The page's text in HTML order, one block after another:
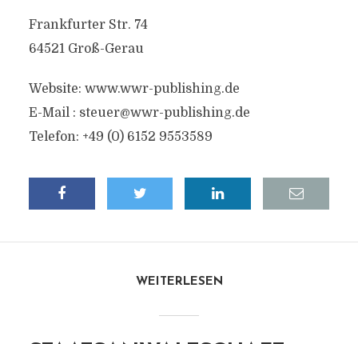
Frankfurter Str. 74
64521 Groß-Gerau
Website: www.wwr-publishing.de
E-Mail : steuer@wwr-publishing.de
Telefon: +49 (0) 6152 9553589
WEITERLESEN